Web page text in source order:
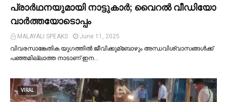
പ്രാര്‍ഥനയുമായി നാട്ടുകാര്‍; വൈറൽ വീഡിയോ
വാർത്തയോടൊപ്പം
MALAYALI SPEAKS
June 11, 2025
വിവരസാങ്കേതിക യുഗത്തില്‍ ജീവിക്കുമ്ബോഴും അന്ധവിശ്വാസങ്ങള്‍ക്ക്
പഞ്ഞമില്ലാത്ത നാടാണ് ഇന…
VIRAL